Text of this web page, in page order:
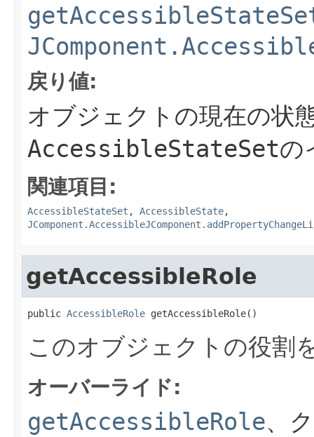
戻り値:
オブジェクトの現在の状
AccessibleStateSetの
関連項目:
AccessibleStateSet , AccessibleState,
getAccessibleRole
public AccessibleRole getAccessibleRole()
このオブジェクトの役割
オーバーライド:
getAccessibleRole、